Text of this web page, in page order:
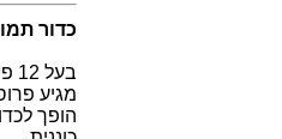
כדור
בעל 12 פיאות, להרכבה עצמית. הכדור מכיל 11 תמונות.
מגיע פרוס ותוך 2 דקות
הופך